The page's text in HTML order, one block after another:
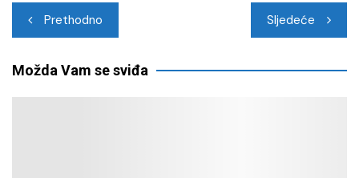
Navigacija
objava
Prethodno Sljedeće
Možda Vam se sviđa